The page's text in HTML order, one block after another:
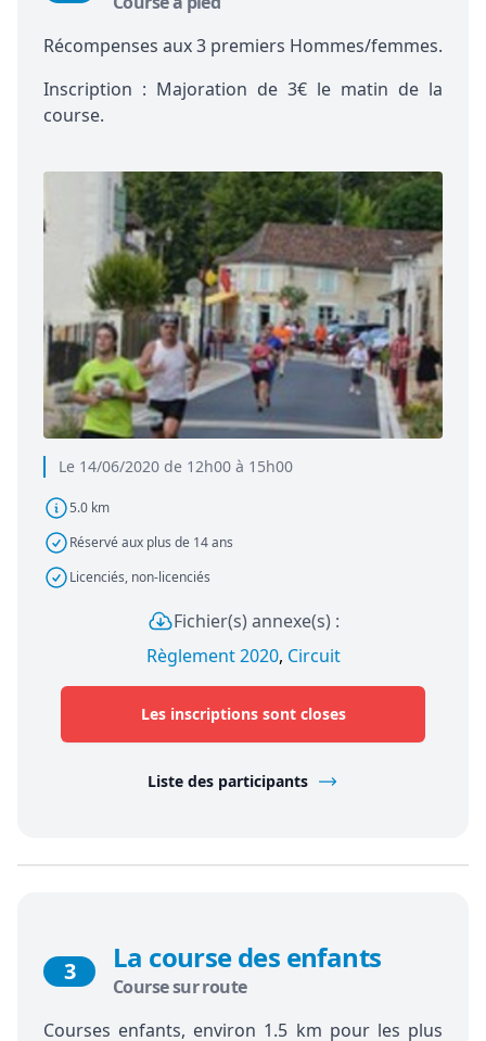
Le 14/06/2020 de 12h00 à 15h00
5.0 km
Réservé aux plus de 14 ans
Licenciés, non-licenciés
Récompenses aux 3 premiers Hommes/femmes.
Inscription : Majoration de 3€ le matin de la
course.
Fichier(s) annexe(s) :
Règlement 2020, Circuit
Les inscriptions sont closes
Liste des participants
3 La course des enfants
Course sur route
Courses enfants, environ 1.5 km pour les plus